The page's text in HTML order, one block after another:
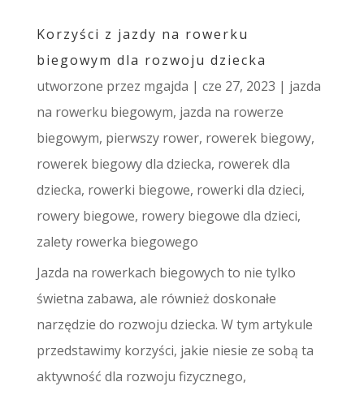
Korzyści z jazdy na rowerku
biegowym dla rozwoju dziecka
utworzone przez mgajda | cze 27, 2023 | jazda
na rowerku biegowym, jazda na rowerze
biegowym, pierwszy rower, rowerek biegowy,
rowerek biegowy dla dziecka, rowerek dla
dziecka, rowerki biegowe, rowerki dla dzieci,
rowery biegowe, rowery biegowe dla dzieci,
zalety rowerka biegowego
Jazda na rowerkach biegowych to nie tylko
świetna zabawa, ale również doskonałe
narzędzie do rozwoju dziecka. W tym artykule
przedstawimy korzyści, jakie niesie ze sobą ta
aktywność dla rozwoju fizycznego,